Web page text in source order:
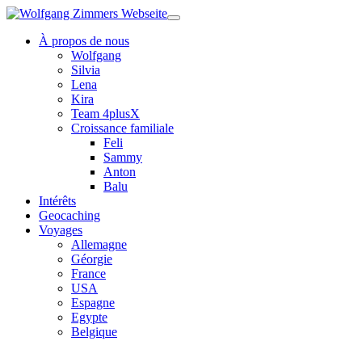
À propos de nous
Wolfgang
Silvia
Lena
Kira
Team 4plusX
Croissance familiale
Feli
Sammy
Anton
Balu
Intérêts
Geocaching
Voyages
Allemagne
Géorgie
France
USA
Espagne
Egypte
Belgique